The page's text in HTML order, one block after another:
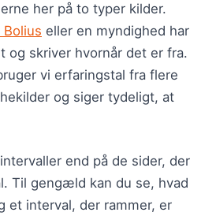
her på to typer kilder.
eller en myndighed har
og skriver hvornår det er fra.
vi erfaringstal fra flere
og siger tydeligt, at
end på de sider, der
Til gengæld kan du se, hvad
et interval, der rammer, er